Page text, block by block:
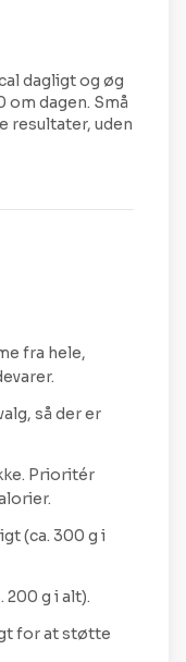
dagligt og øg
om dagen. Små
resultater, uden
fra hele,
så der er
Prioritér
(ca. 300 g i
200 g i alt).
for at støtte